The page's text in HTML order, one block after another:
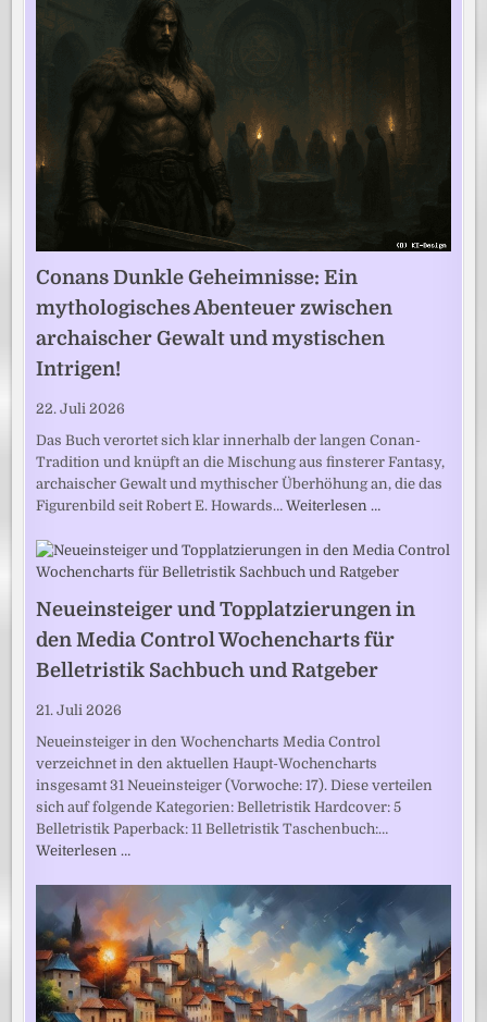
Conans Dunkle Geheimnisse: Ein
mythologisches Abenteuer zwischen
archaischer Gewalt und mystischen
Intrigen!
22. Juli 2026
Das Buch verortet sich klar innerhalb der langen Conan-
Tradition und knüpft an die Mischung aus finsterer Fantasy,
archaischer Gewalt und mythischer Überhöhung an, die das
Figurenbild seit Robert E. Howards…Weiterlesen …
Neueinsteiger und Topplatzierungen in
den Media Control Wochencharts für
Belletristik Sachbuch und Ratgeber
21. Juli 2026
Neueinsteiger in den Wochencharts Media Control
verzeichnet in den aktuellen Haupt-Wochencharts
insgesamt 31 Neueinsteiger (Vorwoche: 17). Diese verteilen
sich auf folgende Kategorien: Belletristik Hardcover: 5
Belletristik Paperback: 11 Belletristik Taschenbuch:…
Weiterlesen …